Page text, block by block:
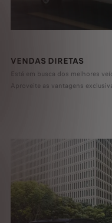
VENDAS DIRETAS
Está em busca dos melhores
Aproveite as vantagens